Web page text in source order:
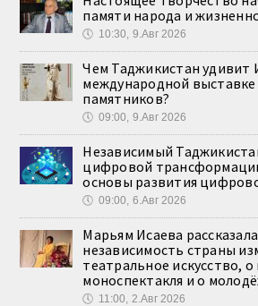
памяти народа и
🕔 10:30, 9.Авг 2026
Чем Таджикистан удивит
международной выставке
памятников?
🕔 09:00, 9.Авг 2026
Независимый
цифровой
основы развития
🕔 09:00, 6.Авг 2026
Марьям Исаева
независимость страны
театральное искусство,
моноспектакля и о
🕔 11:00, 2.Авг 2026